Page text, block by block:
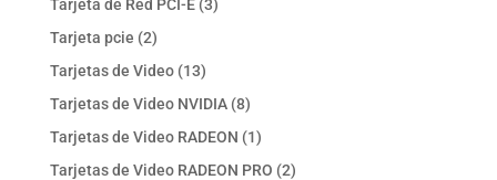
Tarjeta de Red PCI-E 3
Tarjeta pcie 22
productos
Tarjetas de Video 1313
productos
Tarjetas de Video NVIDIA 88
productos
Tarjetas de Video RADEON 11
producto
Tarjetas de Video RADEON PRO 22